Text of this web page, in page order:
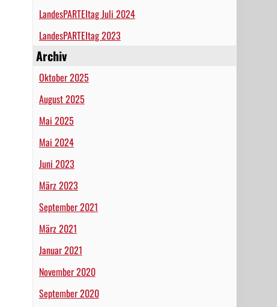
LandesPARTEItag Juli 2024
LandesPARTEItag 2023
Archiv
Oktober 2025
August 2025
Mai 2025
Mai 2024
Juni 2023
März 2023
September 2021
März 2021
Januar 2021
November 2020
September 2020